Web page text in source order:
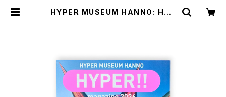
HYPER MUSEUM HANNO: HYP